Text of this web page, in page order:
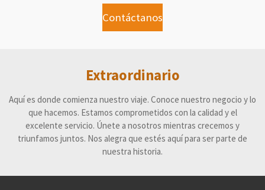
Contáctanos
Extraordinario
Aquí es donde comienza nuestro viaje. Conoce nuestro negocio y lo
que hacemos. Estamos comprometidos con la calidad y el
excelente servicio. Únete a nosotros mientras crecemos y
triunfamos juntos. Nos alegra que estés aquí para ser parte de
nuestra historia.